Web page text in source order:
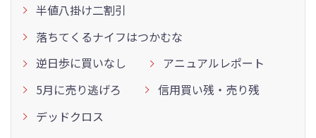
半値八掛け二割引
落ちてくるナイフはつかむな
逆日歩に買いなし
アニュアルレポート
5月に売り逃げろ
信用買い残・売り残
デッドクロス